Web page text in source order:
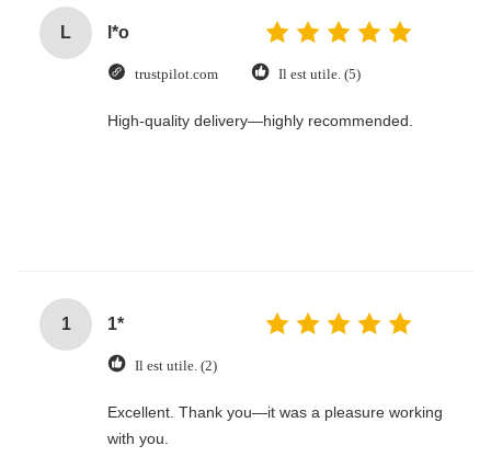
L l*o
trustpilot.com Il est utile. (5)
High-quality delivery—highly recommended.
1 1*
Il est utile. (2)
Excellent. Thank you—it was a pleasure working
with you.